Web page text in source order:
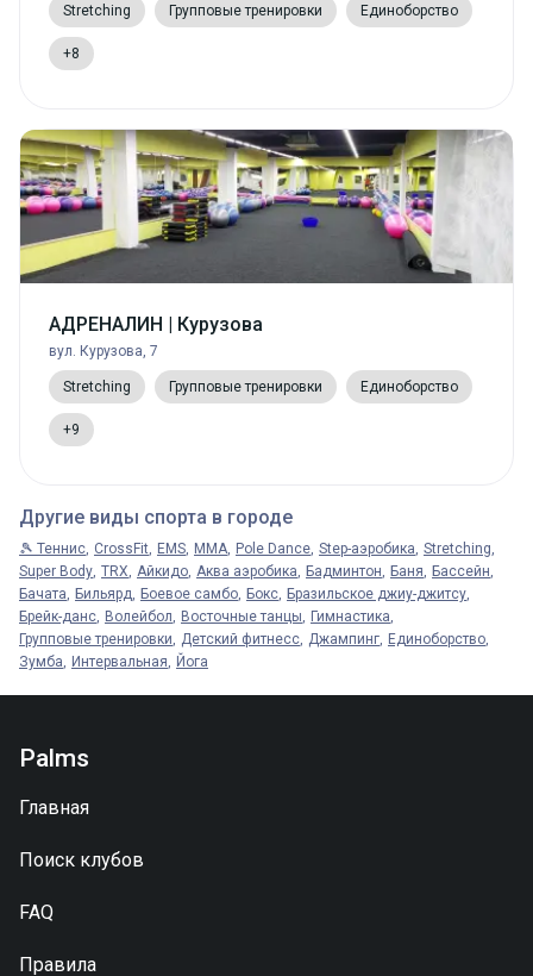
Stretching Групповые тренировки Единоборство
+8
АДРЕНАЛИН | Курузова
вул. Курузова, 7
Stretching Групповые тренировки Единоборство
+9
Другие виды спорта в городе
🎾 Теннис CrossFit EMS MMA Pole Dance Step-аэробика Stretching
Super Body TRX Айкидо Аква аэробика Бадминтон Баня Бассейн
Бачата Бильярд Боевое самбо Бокс Бразильское джиу-джитсу
Брейк-данс Волейбол Восточные танцы
Гимнастика
Групповые тренировки
Детский фитнесс Джампинг Единоборство
Зумба
Интервальная Йога
Palms
Главная
Поиск клубов
FAQ
Правила